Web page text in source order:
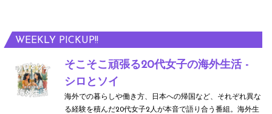
WEEKLY PICKUP!!
そこそこ頑張る20代女子の海外生活 -
シロとソイ
海外での暮らしや働き方、日本への帰国など、それぞれ異な
る経験を積んだ20代女子2人が本音で語り合う番組。海外生